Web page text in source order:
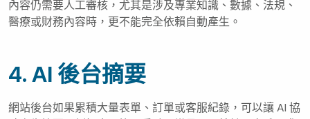
內容仍需要人工審核，尤其是涉及專業知識、數據、法規、
醫療或財務內容時，更不能完全依賴自動產生。
4. AI 後台摘要
網站後台如果累積大量表單、訂單或客服紀錄，可以讓 AI 協